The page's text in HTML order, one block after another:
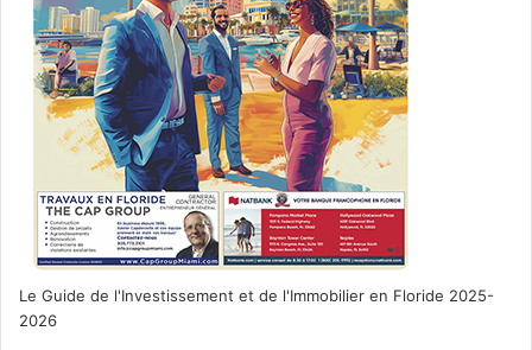
Le Guide de l'Investissement et de l'Immobilier en Floride 2025-
2026